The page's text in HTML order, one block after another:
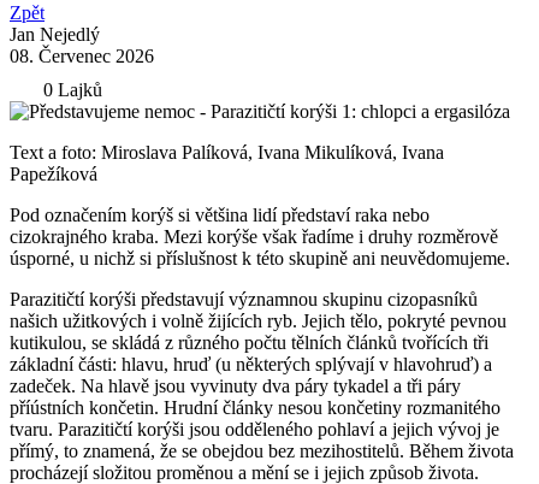
Zpět
Jan Nejedlý
08. Červenec 2026
0 Lajků
Text a foto: Miroslava Palíková, Ivana Mikulíková, Ivana
Papežíková
Pod označením korýš si většina lidí představí raka nebo
cizokrajného kraba. Mezi korýše však řadíme i druhy rozměrově
úsporné, u nichž si příslušnost k této skupině ani neuvědomujeme.
Parazitičtí korýši představují významnou skupinu cizopasníků
našich užitkových i volně žijících ryb. Jejich tělo, pokryté pevnou
kutikulou, se skládá z různého počtu tělních článků tvořících tři
základní části: hlavu, hruď (u některých splývají v hlavohruď) a
zadeček. Na hlavě jsou vyvinuty dva páry tykadel a tři páry
příústních končetin. Hrudní články nesou končetiny rozmanitého
tvaru. Parazitičtí korýši jsou odděleného pohlaví a jejich vývoj je
přímý, to znamená, že se obejdou bez mezihostitelů. Během života
procházejí složitou proměnou a mění se i jejich způsob života.